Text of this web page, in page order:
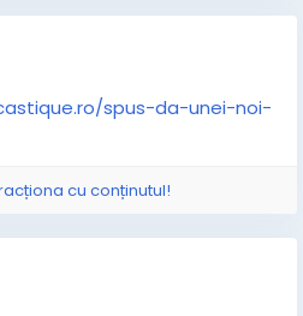
spus-da-unei-noi-
cu conținutul!